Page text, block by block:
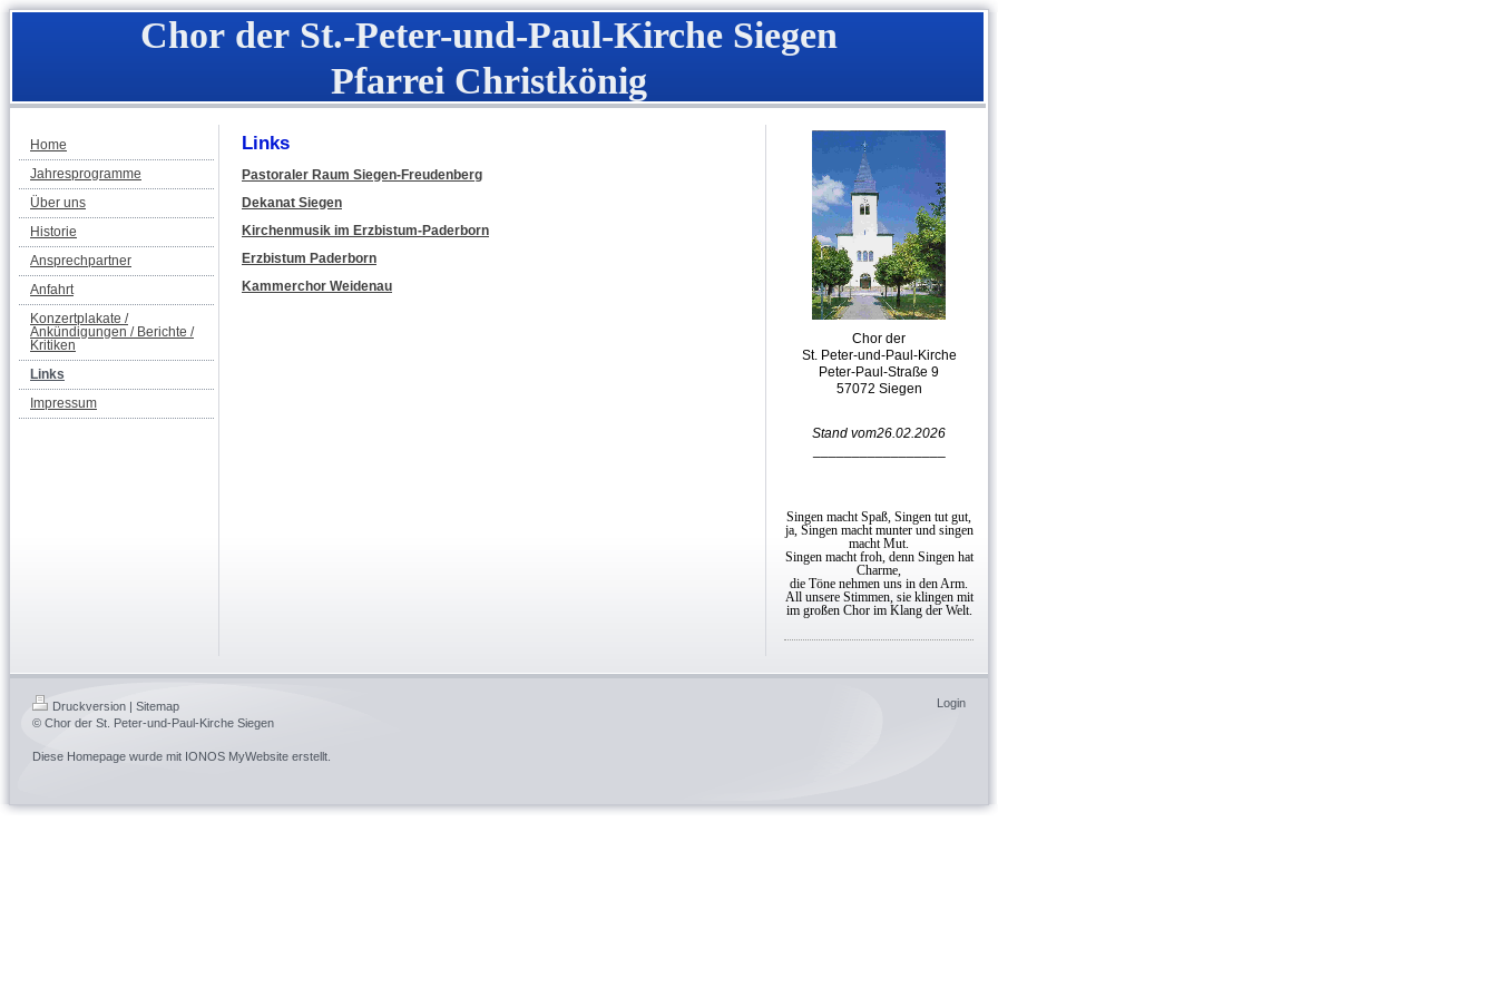
Chor der St.-Peter-und-Paul-Kirche Siegen
Pfarrei Christkönig
Home
Jahresprogramme
Über uns
Historie
Ansprechpartner
Anfahrt
Konzertplakate /
Ankündigungen / Berichte /
Kritiken
Links
Impressum
Links
Pastoraler Raum Siegen-Freudenberg
Dekanat Siegen
Kirchenmusik im Erzbistum-Paderborn
Erzbistum Paderborn
Kammerchor Weidenau
Chor der
St. Peter-und-Paul-Kirche
Peter-Paul-Straße 9
57072 Siegen
Stand vom26.02.2026
Singen macht Spaß, Singen tut gut,
ja, Singen macht munter und singen
macht Mut.
Singen macht froh, denn Singen hat
Charme,
die Töne nehmen uns in den Arm.
All unsere Stimmen, sie klingen mit
im großen Chor im Klang der Welt.
Druckversion | Sitemap
© Chor der St. Peter-und-Paul-Kirche Siegen
Diese Homepage wurde mit IONOS MyWebsite erstellt.
Login